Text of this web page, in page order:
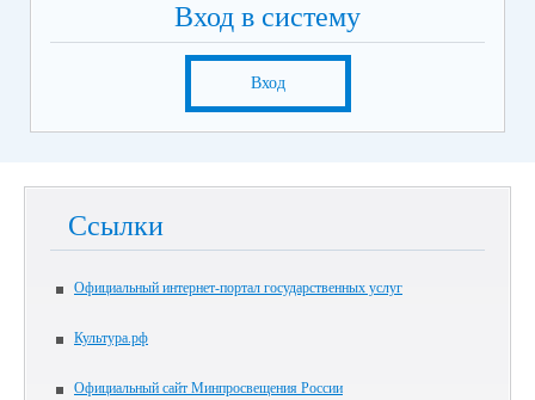
Вход в систему
Вход
Ссылки
Официальный интернет-портал государственных услуг
Культура.рф
Официальный сайт Минпросвещения России